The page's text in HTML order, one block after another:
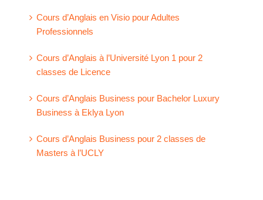
Cours d’Anglais en Visio pour Adultes
Professionnels
Cours d’Anglais à l’Université Lyon 1 pour 2
classes de Licence
Cours d’Anglais Business pour Bachelor Luxury
Business à Eklya Lyon
Cours d’Anglais Business pour 2 classes de
Masters à l’UCLY